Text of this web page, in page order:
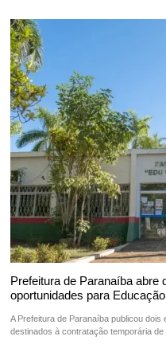
Prefeitura de Paranaíba
oportunidades para
A Prefeitura de Paranaíba publicou
destinados à contratação temporária de